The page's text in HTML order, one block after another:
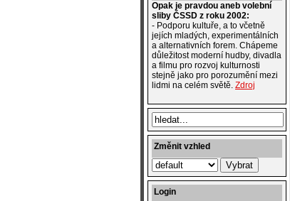
Opak je pravdou aneb volební
sliby ČSSD z roku 2002:
- Podporu kultuře, a to včetně
jejích mladých, experimentálních
a alternativních forem. Chápeme
důležitost moderní hudby, divadla
a filmu pro rozvoj kulturnosti
stejně jako pro porozumění mezi
lidmi na celém světě. Zdroj
Změnit vzhled
Login